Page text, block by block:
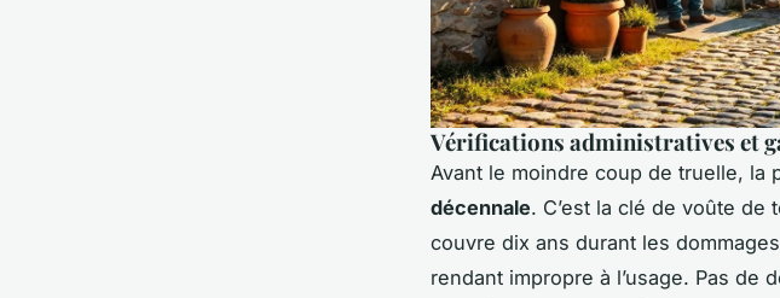
Vérifications administratives et
Avant le moindre coup de truelle, la
décennale. C’est la clé de voûte
couvre dix ans durant les
rendant impropre à l’usage. Pas de